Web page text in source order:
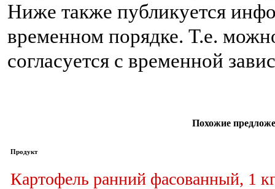
Ниже также публикуется
временном порядке. Т.е.
согласуется с временной
Похожие
Продукт
Картофель ранний фасованный, 1